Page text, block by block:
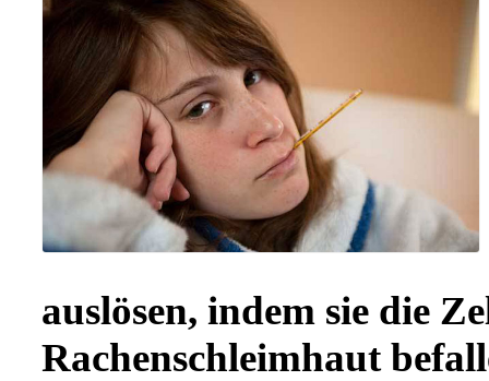
auslösen, indem sie die
Rachenschleimhaut